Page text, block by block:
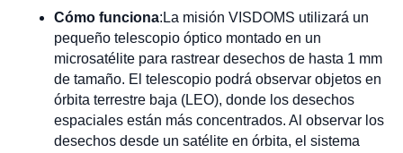
Cómo funciona:La misión VISDOMS utilizará un
pequeño telescopio óptico montado en un
microsatélite para rastrear desechos de hasta 1 mm
de tamaño. El telescopio podrá observar objetos en
órbita terrestre baja (LEO), donde los desechos
espaciales están más concentrados. Al observar los
desechos desde un satélite en órbita, el sistema